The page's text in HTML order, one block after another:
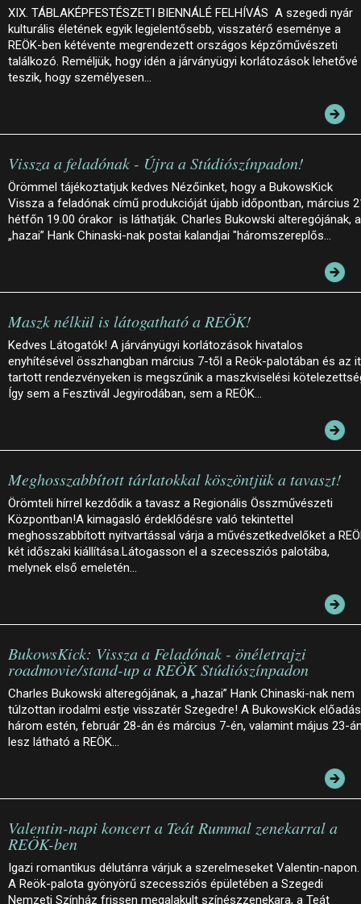
XIX. TÁBLAKÉPFESTÉSZETI BIENNÁLÉ FELHÍVÁS A szegedi nyár
kulturális életének egyik legjelentősebb, visszatérő eseménye a
REÖK-ben kétévente megrendezett országos képzőművészeti
találkozó. Reméljük, hogy idén a járványügyi korlátozások lehetővé
teszik, hogy személyesen…
Vissza a feladónak - Újra a Stúdiószínpadon!
Örömmel tájékoztatjuk kedves Nézőinket, hogy a BukowsKick
Vissza a feladónak című produkcióját újabb időpontban, március
hétfőn 19.00 órakor is láthatják. Charles Bukowski alteregójának, a
„hazai” Hank Chinaski-nak postai kalandjai "háromszereplős…
Maszk nélkül is látogatható a REÖK!
Kedves Látogatók! A járványügyi korlátozások hivatalos
enyhítésével összhangban március 7-től a Reök-palotában és az
tartott rendezvényeken is megszűnik a maszkviselési
Így sem a Fesztivál Jegyirodában, sem a REÖK…
Meghosszabbított tárlatokkal köszöntjük a tavaszt!
Örömteli hírrel kezdődik a tavasz a Regionális Összművészeti
Központban!A kimagasló érdeklődésre való tekintettel
meghosszabbított nyitvartással várja a művészetkedvelőket a
két időszaki kiállítása.Látogasson el a szecessziós palotába,
melynek első emeletén…
BukowsKick: Vissza a Feladónak - önéletrajzi
roadmovie/stand-up a REÖK Stúdiószínpadon
Charles Bukowski alteregójának, a „hazai” Hank Chinaski-nak nem
túlzottan irodalmi estje visszatér Szegedre! A BukowsKick
három estén, február 28-án és március 7-én, valamint május 23-
lesz látható a REÖK…
Valentin-napi koncert a Teát Rummal zenekarral a
REÖK-ben
Igazi romantikus délutánra várjuk a szerelmeseket Valentin-napon.
A Reök-palota gyönyörű szecessziós épületében a Szegedi
Nemzeti Színház frissen megalakult színészzenekara, a Teát